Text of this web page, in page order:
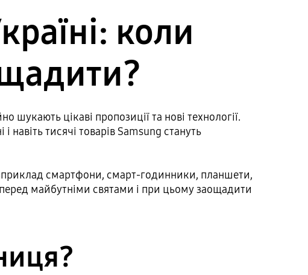
коли
шукають цікаві пропозиції та нові технології.
тисячі товарів Samsung стануть
смартфони, смарт-годинники, планшети,
майбутніми святами і при цьому заощадити